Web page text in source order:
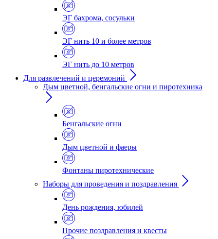
ЭГ бахрома, сосульки
ЭГ нить 10 и более метров
ЭГ нить до 10 метров
Для развлечений и церемоний
Дым цветной, бенгальские огни и пиротехника
Бенгальские огни
Дым цветной и фаеры
Фонтаны пиротехнические
Наборы для проведения и поздравления
День рождения, юбилей
Прочие поздравления и квесты